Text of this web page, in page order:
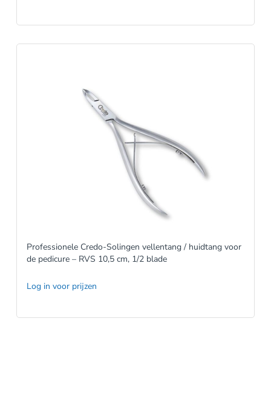
Professionele Credo-Solingen vellentang / huidtang voor
de pedicure – RVS 10,5 cm, 1/2 blade
Log in voor prijzen